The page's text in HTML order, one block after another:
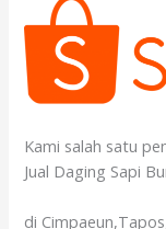
Kami salah satu
Jual Daging Sapi
di